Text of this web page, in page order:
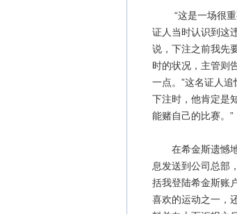
“这是一场很重要
证人当时认识到这
说，下注之前我先
时的状况，主管则
一点。”这名证人
下注时，他肯定是
能赌自己的比赛。”
在希金斯遗憾地
息发送到公司总部
括我登陆希金斯账
喜欢的运动之一，